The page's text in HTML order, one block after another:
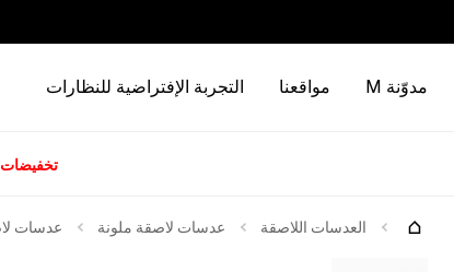
مدوّنة M مواقعنا التجربة الإفتراضية للنظارات
تخفيضات
العدسات اللاصقة عدسات لاصقة ملونة عدسات